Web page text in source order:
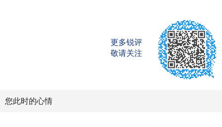
更多锐评
敬请关注
您此时的心情